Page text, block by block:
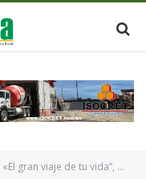
«El gran viaje de tu vida”, una historia sobre revivir el pasado para cambiar tu futuro